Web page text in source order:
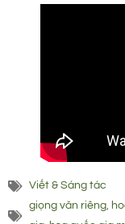
Viết & Sáng tác
giọng văn riêng,